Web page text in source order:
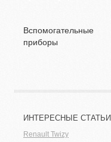
Вспомогательные
приборы
ИНТЕРЕСНЫЕ СТАТЬИ
Renault Twizy